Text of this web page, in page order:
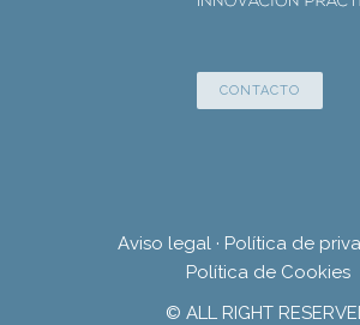
CONTACTO
Aviso legal · Política de
Política de Cookies
© ALL RIGHT